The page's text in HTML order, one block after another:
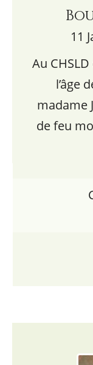
11
Au
l’âge
madame
de feu